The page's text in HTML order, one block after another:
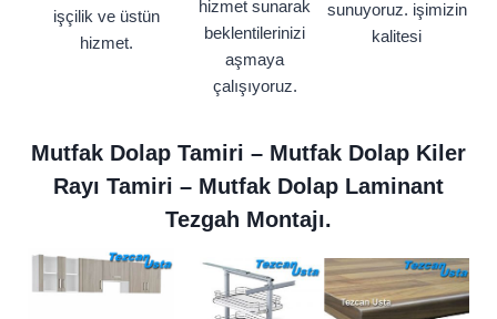
işçilik ve üstün
hizmet.
hizmet sunarak
beklentilerinizi
aşmaya
çalışıyoruz.
sunuyoruz. işimizin
kalitesi
Mutfak Dolap Tamiri – Mutfak Dolap Kiler
Rayı Tamiri – Mutfak Dolap Laminant
Tezgah Montajı.